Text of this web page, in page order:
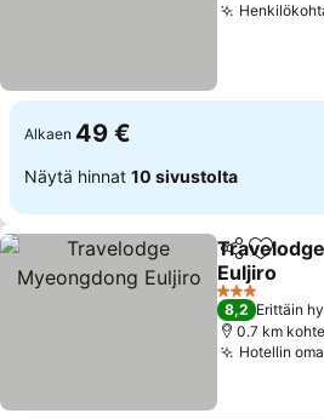
Alkaen 49 €
Näytä hinnat 10 sivustolta
Jaa Lisää
Euljiro
Katso hinnat
3 Tähtiluokitus
8,2 Erittäin
0.7 km
Hotellin